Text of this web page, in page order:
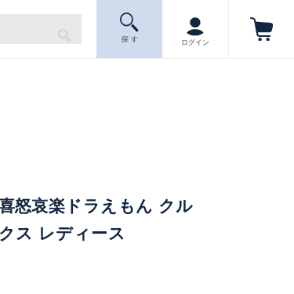
探 す ログイン
怒哀楽ドラえもん クル
ス レディース